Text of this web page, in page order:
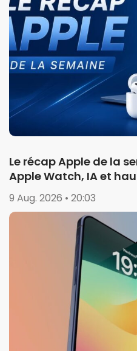
Le récap Apple de la
Apple Watch, IA et
9 Aug. 2026 • 20:03